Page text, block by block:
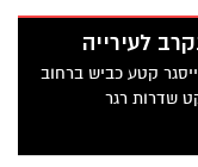
לעירייה
קטע כביש ברחוב
שדרות רגר